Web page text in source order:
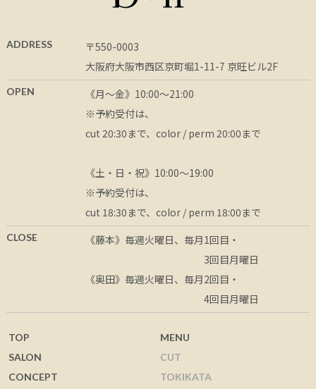
ADDRESS
〒550-0003
大阪府大阪市西区京町堀1-11-7 京旺ビル2F
OPEN
《月〜金》10:00〜21:00
※予約受付は、
cut 20:30まで、color / perm 20:00まで
《土・日・祝》10:00〜19:00
※予約受付は、
cut 18:30まで、color / perm 18:00まで
CLOSE 《藤本》毎週火曜日、 毎月1回目・
3回目月曜日
《奥田》毎週火曜日、毎月2回目・
4回目月曜日
TOP
SALON
CONCEPT
MENU
CUT
TOKIKATA